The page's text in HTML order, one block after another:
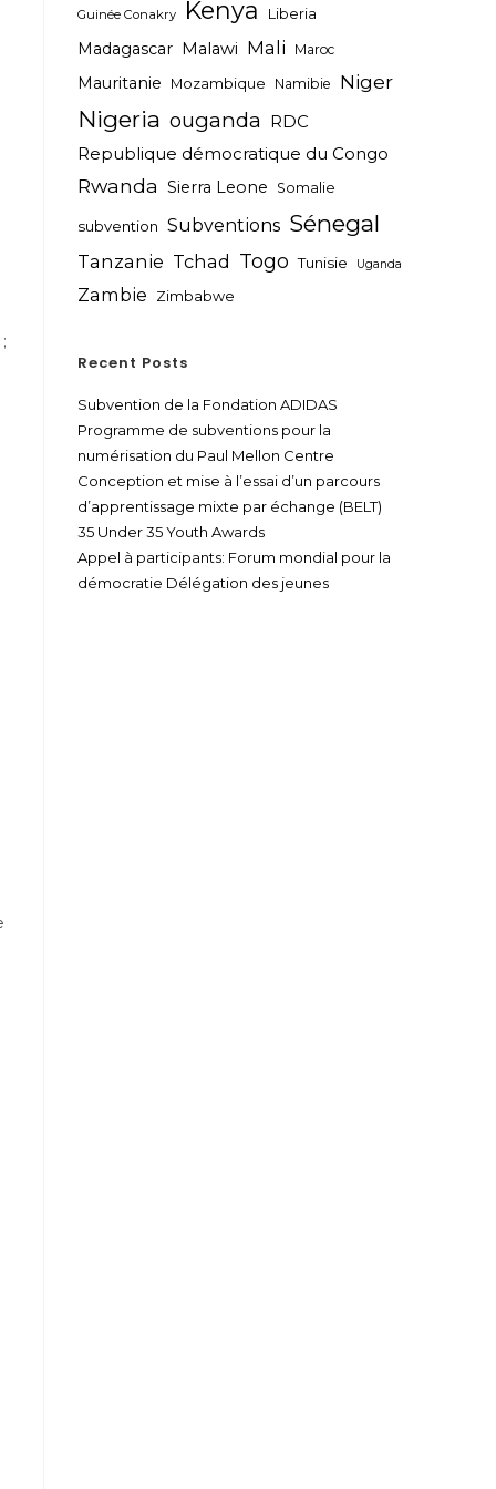
Guinée Conakry Kenya Liberia
Madagascar Malawi Mali Maroc
Mauritanie Mozambique Namibie Niger
Nigeria ouganda
RDC
Republique démocratique du Congo
Rwanda Sierra Leone Somalie
subvention Subventions Sénegal
Tanzanie Tchad Togo Tunisie Uganda
Zambie Zimbabwe
Recent Posts
Subvention de la Fondation ADIDAS
Programme de subventions pour la
numérisation du Paul Mellon Centre
Conception et mise à l’essai d’un parcours
d’apprentissage mixte par échange (BELT)
35 Under 35 Youth Awards
Appel à participants: Forum mondial pour la
démocratie Délégation des jeunes